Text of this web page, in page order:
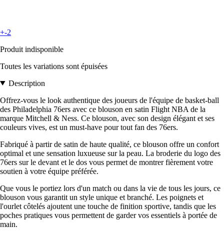
+-2
Produit indisponible
Toutes les variations sont épuisées
Description
Offrez-vous le look authentique des joueurs de l'équipe de basket-ball
des Philadelphia 76ers avec ce blouson en satin Flight NBA de la
marque Mitchell & Ness. Ce blouson, avec son design élégant et ses
couleurs vives, est un must-have pour tout fan des 76ers.
Fabriqué à partir de satin de haute qualité, ce blouson offre un confort
optimal et une sensation luxueuse sur la peau. La broderie du logo des
76ers sur le devant et le dos vous permet de montrer fièrement votre
soutien à votre équipe préférée.
Que vous le portiez lors d'un match ou dans la vie de tous les jours, ce
blouson vous garantit un style unique et branché. Les poignets et
l'ourlet côtelés ajoutent une touche de finition sportive, tandis que les
poches pratiques vous permettent de garder vos essentiels à portée de
main.